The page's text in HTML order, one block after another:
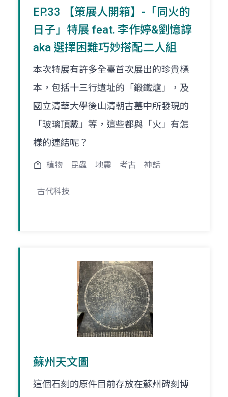
EP.33 【策展人開箱】-「同火的
日子」特展 feat. 李作婷&劉憶諄
aka 選擇困難巧妙搭配二人組
本次特展有許多全臺首次展出的珍貴標
本，包括十三行遺址的「鍛鐵爐」，及
國立清華大學後山清朝古墓中所發現的
「玻璃頂戴」等，這些都與「火」有怎
樣的連結呢？
植物 昆蟲 地震 考古 神話
古代科技
蘇州天文圖
這個石刻的原件目前存放在蘇州碑刻博